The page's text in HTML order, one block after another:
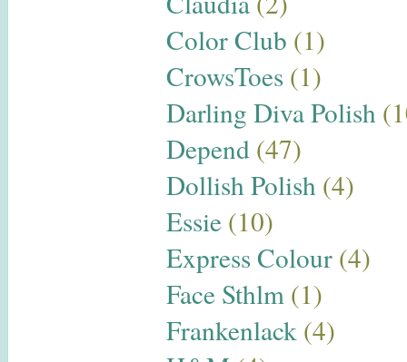
Color Club (1)
CrowsToes (1)
Darling Diva Polish
Depend (47)
Dollish Polish (4)
Essie (10)
Express Colour (4)
Face Sthlm (1)
Frankenlack (4)